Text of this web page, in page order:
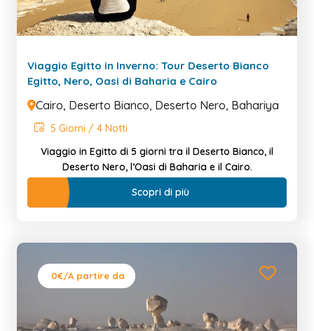
Viaggio Egitto in Inverno: Tour Deserto Bianco
Egitto, Nero, Oasi di Baharia e Cairo
Cairo, Deserto Bianco, Deserto Nero, Bahariya
5 Giorni / 4 Notti
Viaggio in Egitto di 5 giorni tra il Deserto Bianco, il
Deserto Nero, l’Oasi di Baharia e il Cairo.
Scopri di più
0€/A partire da